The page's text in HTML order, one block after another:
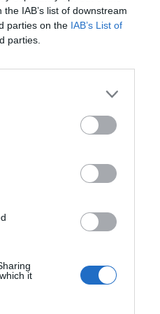
IAB’s list of downstream
parties on the IAB’s List of
parties.
it
a forgalmazás megkezdése
a vezetést az alapkezelő
olvasása előfizetéses